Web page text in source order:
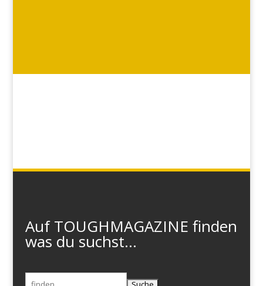
Auf TOUGHMAGAZINE finden
was du suchst...
Suchen